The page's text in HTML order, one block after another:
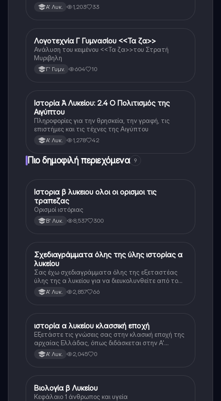
Α' Λυκ. 1,203 33
Νέα Ελληνικά
Λογοτεχνία Γ Γυμνασίου <<Τα ζα>>
Ανάλυση του κειμένου <<Τα ζα>>του Στρατή
Μυριβηλη
Γ' Γυμν. 604 10
Νέα Ελληνικά
Ιστορία Ά Λυκείου: 2.4 Ο Πολιτισμός της
Αιγύπτου
Πληροφορίες για την θρησκεία, την γραφή, τις
επιστήμες και τις τέχνες της Αιγύπτου
Α' Λυκ. 1,278 42
Πιο δημοφιλή περιεχόμενα 9
Ιστορία
Ιστορια β λυκειου ολοι οι ορισμοι τις
τραπεζας
Ορισμοί ιστόριας
Β' Λυκ. 8,537 300
Ιστορία
Σχεδιαγράμματα όλης της ύλης ιστορίας α
λυκείου
Σας έχω σχεδιαγράμματα όλης της εξεταστέας
ύλης της α λυκείου για να διευκολυνθείτε από το
τεράστιο βάρος του βιβλίου
Α' Λυκ. 2,857 66
Ιστορία
ιστορία α λυκείου κλασσική εποχή
Εξετάστε τις γνώσεις σας στην κλασική εποχή της
αρχαίας Ελλάδας, όπως διδάσκεται στην Α'
Λυκείου.Α' Λυκ. 2,045 0
Βιολογία
Βιολογία β Λυκείου
Κεφάλαιο 1 άνθρωπος και υγεία